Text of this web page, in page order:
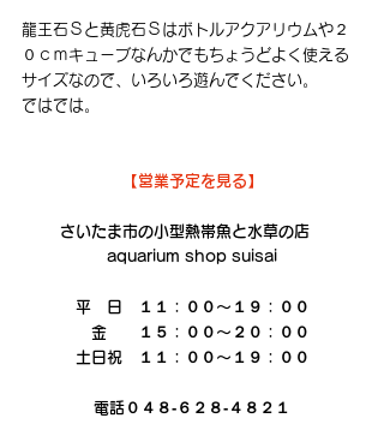
龍王石Ｓと黄虎石Ｓはボトルアクアリウムや２
０ｃｍキューブなんかでもちょうどよく使える
サイズなので、いろいろ遊んでください。
ではでは。
【営業予定を見る】
さいたま市の小型熱帯魚と水草の店
aquarium shop suisai
平　日　１１：００～１９：００
金　　１５：００～２０：００
土日祝　１１：００～１９：００
電話０４８‐６２８‐４８２１